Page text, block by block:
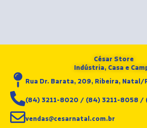
César Store
Indústria, Casa e
Rua Dr. Barata, 209, Ribeira, Natal/
(84) 3211-8020 / (84) 3211-8058 /
vendas@cesarnatal.com.br